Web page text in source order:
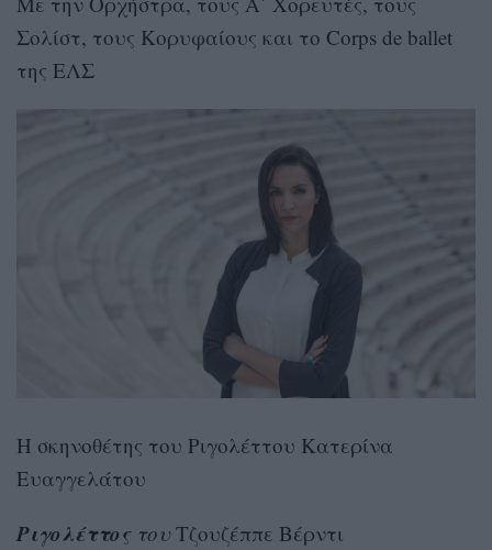
Σολίστ, τους Κορυφαίους και το Corps de ballet
της ΕΛΣ
Η σκηνοθέτης του Ριγολέττου Κατερίνα
Ευαγγελάτου
Ριγολέττος τουΤζουζέππε Βέρντι